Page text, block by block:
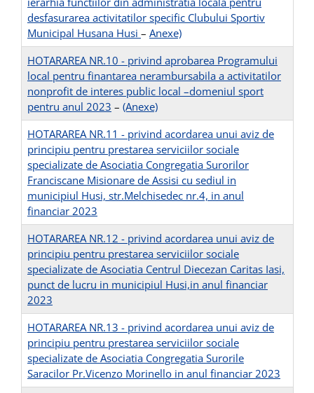
desfasurarea activitatilor specific Clubului Sportiv
Municipal Husana Husi – Anexe)
HOTARAREA NR.10 - privind aprobarea Programului
local pentru finantarea nerambursabila a activitatilor
nonprofit de interes public local –domeniul sport
pentru anul 2023 – (Anexe)
HOTARAREA NR.11 - privind acordarea unui aviz de
principiu pentru prestarea serviciilor sociale
specializate de Asociatia Congregatia Surorilor
Franciscane Misionare de Assisi cu sediul in
municipiul Husi, str.Melchisedec nr.4, in anul
financiar 2023
HOTARAREA NR.12 - privind acordarea unui aviz de
principiu pentru prestarea serviciilor sociale
specializate de Asociatia Centrul Diecezan Caritas Iasi,
punct de lucru in municipiul Husi,in anul financiar
2023
HOTARAREA NR.13 - privind acordarea unui aviz de
principiu pentru prestarea serviciilor sociale
specializate de Asociatia Congregatia Surorile
Saracilor Pr.Vicenzo Morinello in anul financiar 2023